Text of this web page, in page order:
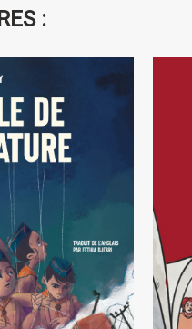
:
dictature